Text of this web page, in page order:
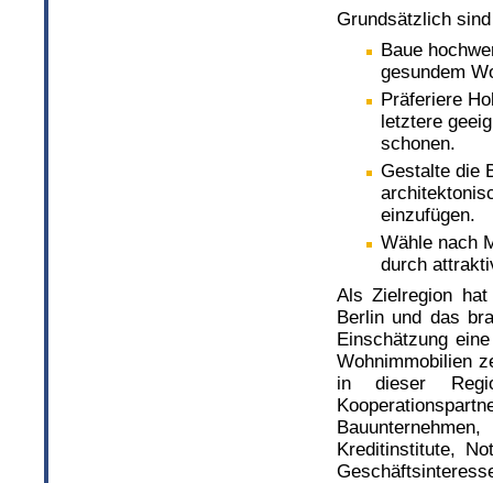
Grundsätzlich
Baue
gesundem
Präferiere
letztere
schonen.
Gestalte die
einzufügen.
Wähle nach
durch
Als Zielregion
Berlin und das
Einschätzung
Wohnimmobilien
in dieser
Kreditinstitute,